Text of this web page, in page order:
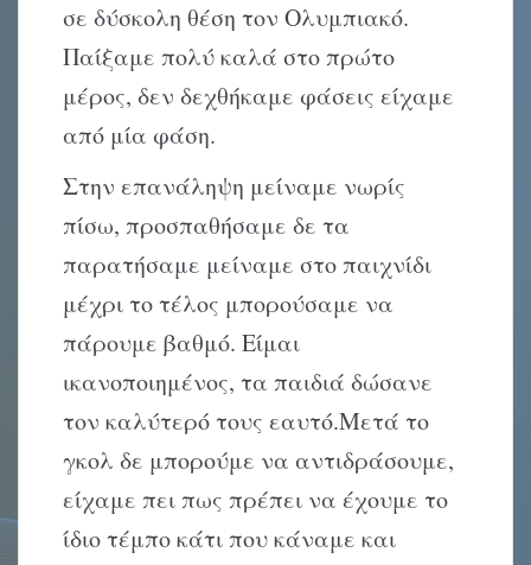
σε δύσκολη θέση τον Ολυμπιακό.
Παίξαμε πολύ καλά στο πρώτο
μέρος, δεν δεχθήκαμε φάσεις είχαμε
από μία φάση.
Στην επανάληψη μείναμε νωρίς
πίσω, προσπαθήσαμε δε τα
παρατήσαμε μείναμε στο παιχνίδι
μέχρι το τέλος μπορούσαμε να
πάρουμε βαθμό. Είμαι
ικανοποιημένος, τα παιδιά δώσανε
τον καλύτερό τους εαυτό.Μετά το
γκολ δε μπορούμε να αντιδράσουμε,
είχαμε πει πως πρέπει να έχουμε το
ίδιο τέμπο κάτι που κάναμε και